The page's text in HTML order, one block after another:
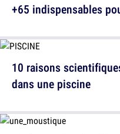
10 raisons
dans une piscine
+65 indispensables